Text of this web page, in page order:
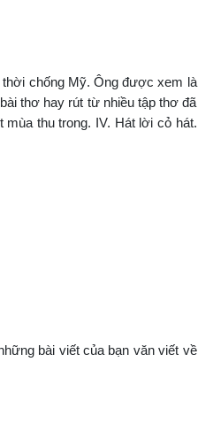
thời chống Mỹ. Ông được xem là
thơ hay rút từ nhiều tập thơ đã
thu trong. IV. Hát lời cỏ hát.
bài viết của bạn văn viết về